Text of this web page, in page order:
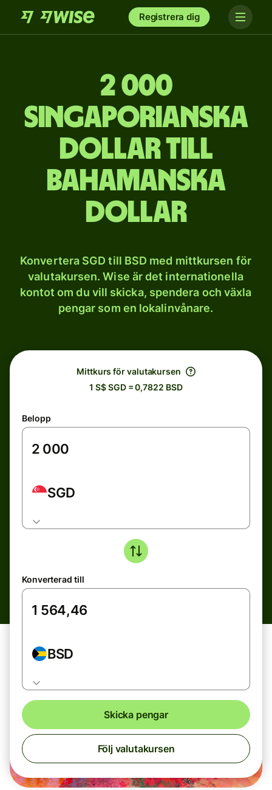
Registrera dig
2 000
singaporianska
dollar till
bahamanska
dollar
Konvertera SGD till BSD med mittkursen för
valutakursen. Wise är det internationella
kontot om du vill skicka, spendera och växla
pengar som en lokalinvånare.
Mittkurs för valutakursen
1 S$ SGD = 0,7822 BSD
Belopp
SGD
Konverterad till
BSD
Skicka pengar
Följ valutakursen